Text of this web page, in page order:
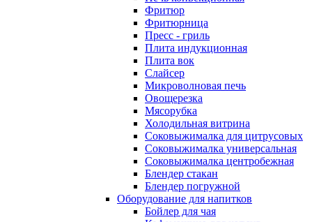
Фритюр
Фритюрница
Пресс - гриль
Плита индукционная
Плита вок
Слайсер
Микроволновая печь
Овощерезка
Мясорубка
Холодильная витрина
Соковыжималка для цитрусовых
Соковыжималка универсальная
Соковыжималка центробежная
Блендер стакан
Блендер погружной
Оборудование для напитков
Бойлер для чая